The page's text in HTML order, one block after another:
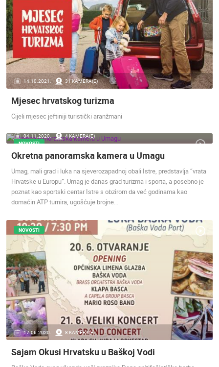
NAJNOVIJE KAMERE
SENJ UŽIVO – PARK KNJIŽEVNIKA I VELEBITSKI KANAL
SENJ
NAJBOLJE S WEBA GRADOVI I MJESTA
HD - OKRETNE KAMERE GRADILIŠTA SKIJANJE I SNIJEG
MARINE I LUČICE ZOO
DOGAĐANJA I ZANIMLJIVOSTI TRANSPORT I PROMET
ZNAMENITOSTI SVJETSKA BAŠTINA SPORT
14.10.2021. 31 KAMERA(E)
Mjesec hrvatskog turizma
Cijeli mjesec jeftiniji turistički aranžmani
04.11.2020.
4 KAMERA(E)
NOVOSTI
Okretna panoramska kamera u Umagu
Umag, mali grad i luka na sjeverozapadnoj obali Istre, predstavlja “vrata
Hrvatske u Europu”. Umag je danas grad turizma i sporta, a posebno je
poznat kao sportski centar Istre s obzirom da već godinama kao
domaćin ATP turnira, ugošćuje brojne…
17.06.2020. 8 KAMERA(E)
NOVOSTI
Sajam Okusi Hrvatsku u Baškoj Vodi